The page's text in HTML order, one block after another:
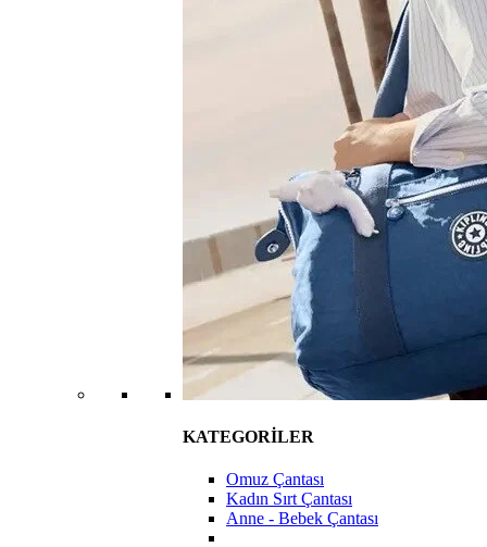
KATEGORİLER
Omuz Çantası
Kadın Sırt Çantası
Anne - Bebek Çantası